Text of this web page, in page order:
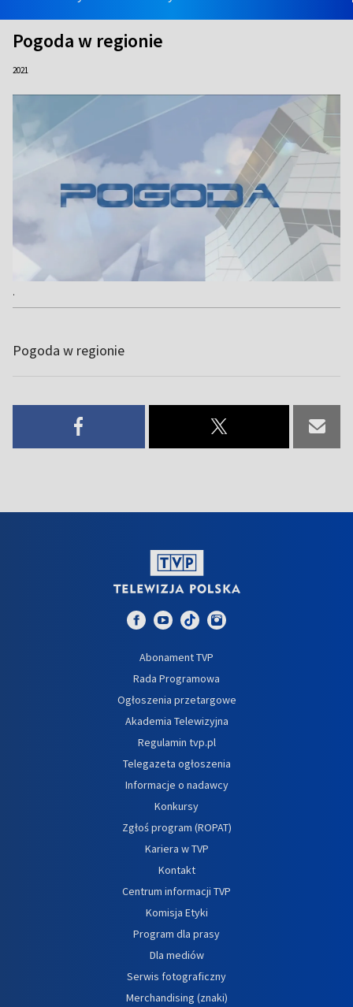
Pogoda w regionie
2021
.
Pogoda w regionie
Abonament TVP
Rada Programowa
Ogłoszenia przetargowe
Akademia Telewizyjna
Regulamin tvp.pl
Telegazeta ogłoszenia
Informacje o nadawcy
Konkursy
Zgłoś program (ROPAT)
Kariera w TVP
Kontakt
Centrum informacji TVP
Komisja Etyki
Program dla prasy
Dla mediów
Serwis fotograficzny
Merchandising (znaki)